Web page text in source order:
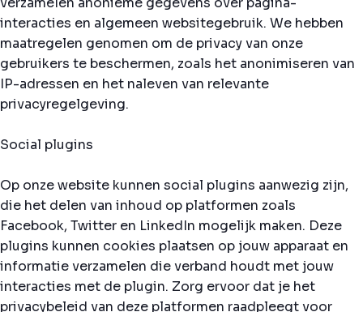
interacties en algemeen websitegebruik. We hebben
maatregelen genomen om de privacy van onze
gebruikers te beschermen, zoals het anonimiseren van
IP-adressen en het naleven van relevante
privacyregelgeving.
Social plugins
Op onze website kunnen social plugins aanwezig zijn,
die het delen van inhoud op platformen zoals
Facebook, Twitter en LinkedIn mogelijk maken. Deze
plugins kunnen cookies plaatsen op jouw apparaat en
informatie verzamelen die verband houdt met jouw
interacties met de plugin. Zorg ervoor dat je het
privacybeleid van deze platformen raadpleegt voor